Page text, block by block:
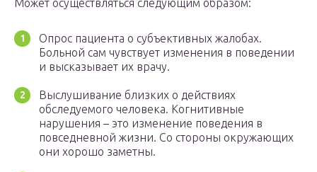
Может осуществляться следующим образом:
Опрос пациента о субъективных жалобах.
Больной сам чувствует изменения в поведении
и высказывает их врачу.
Выслушивание близких о действиях
обследуемого человека. Когнитивные
нарушения – это изменение поведения в
повседневной жизни. Со стороны окружающих
они хорошо заметны.